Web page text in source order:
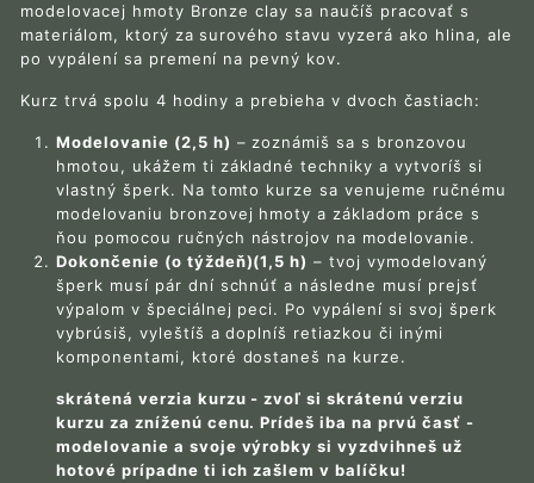
modelovacej hmoty Bronze clay sa naučíš pracovať s
materiálom, ktorý za surového stavu vyzerá ako hlina, ale
po vypálení sa premení na pevný kov.
Kurz trvá spolu 4 hodiny a prebieha v dvoch častiach:
Modelovanie (2,5 h) – zoznámiš sa s bronzovou
hmotou, ukážem ti základné techniky a vytvoríš si
vlastný šperk. Na tomto kurze sa venujeme ručnému
modelovaniu bronzovej hmoty a základom práce s
ňou pomocou ručných nástrojov na modelovanie.
Dokončenie (o týždeň)(1,5 h) – tvoj vymodelovaný
šperk musí pár dní schnúť a následne musí prejsť
výpalom v špeciálnej peci. Po vypálení si svoj šperk
vybrúsiš, vyleštíš a doplníš retiazkou či inými
komponentami, ktoré dostaneš na kurze.
skrátená verzia kurzu - zvoľ si skrátenú verziu
kurzu za zníženú cenu. Prídeš iba na prvú časť -
modelovanie a svoje výrobky si vyzdvihneš už
hotové prípadne ti ich zašlem v balíčku!